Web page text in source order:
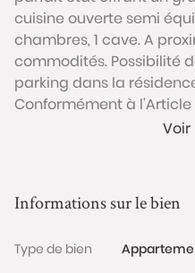
cuisine ouverte semi
chambres, 1 cave. A
commodités. Possibilité
parking dans la
Conformément à
et financier, veuillez
Les informations sur les
www.georisques.gouv.fr
Voir
Informations sur le bien
Type de bien